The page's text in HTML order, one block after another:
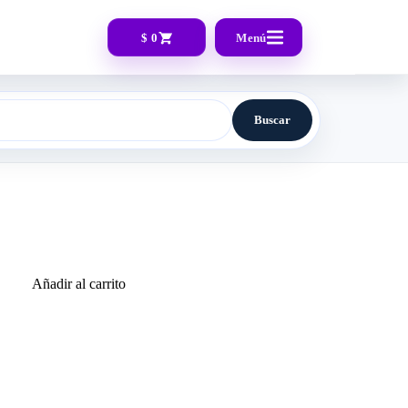
$ 0 Menú
Buscar
Añadir al carrito